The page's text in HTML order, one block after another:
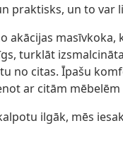
praktisks, un to
akācijas
turklāt
no citas. Īpašu
ar citām
ilgāk, mēs